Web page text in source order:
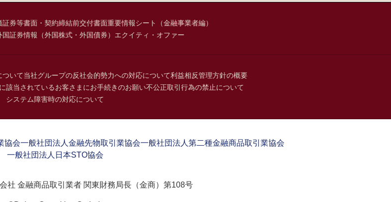
証券等書面・契約締結前交付書面重要情報シート（金融事業者編）
国証券情報（外国株式・外国債券） エクイティ・オファー
ついて当社グループの反社会的勢力への対応について利益相反管理方針の概要
該当されているお客さまにお手続きのお願い不公正取引行為の禁止について
システム障害時の対応について
協会一般社団法人金融先物取引業協会一般社団法人第二種金融商品取引業協会
一般社団法人日本STO協会
社 金融商品取引業者 関東財務局長（金商）第108号